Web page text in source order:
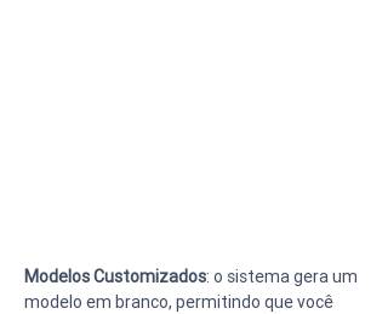
Modelos Customizados: o sistema gera um
modelo em branco, permitindo que você